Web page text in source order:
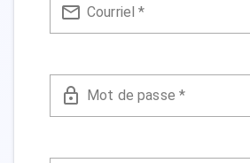
Courriel *
Mot de passe *